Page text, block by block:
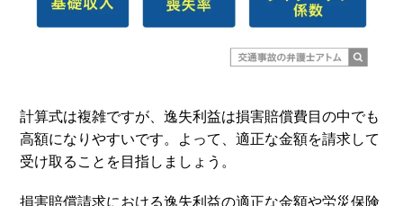
計算式は複雑ですが、逸失利益は損害賠償費目の中でも
高額になりやすいです。よって、適正な金額を請求して
受け取ることを目指しましょう。
損害賠償請求における逸失利益の適正な金額や労災保険